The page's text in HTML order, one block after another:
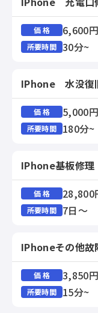
価 格 6,600
所要時間 30分~
IPhone 水没復
価 格 5,000
所要時間 180分~
IPhone基板修理
価 格 28,800
所要時間 7日～
IPhoneその他故
価 格 3,850
所要時間 15分~